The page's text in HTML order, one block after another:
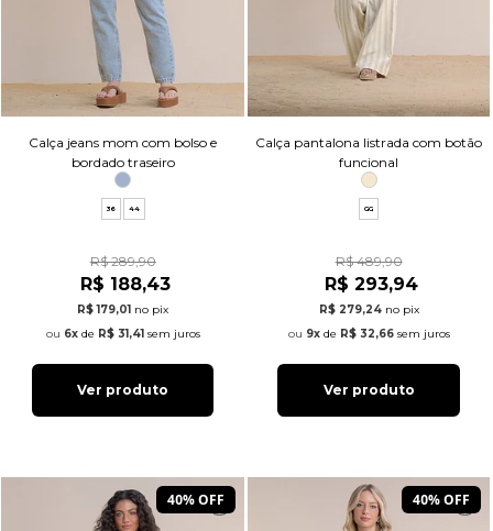
Calça jeans mom com bolso e
bordado traseiro
36 44
R$ 289,90
R$ 188,43
R$ 179,01 no pix
6xde R$ 31,41 sem juros
Ver produto
Calça pantalona listrada com botão
funcional
GG
R$ 489,90
R$ 293,94
R$ 279,24 no pix
9xde R$ 32,66sem juros
Ver produto
40% OFF 40% OFF